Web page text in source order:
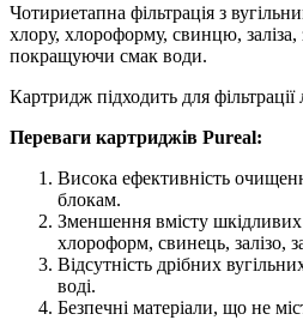
Чотириетапна фільтрація з
хлору, хлороформу, свинцю, заліза,
покращуючи смак води.
Картридж підходить для
Переваги картриджів Pureal:
Висока ефективність
блокам.
Зменшення вмісту
хлороформ, свинець, залізо,
Відсутність дрібних
воді.
Безпечні матеріали, що не